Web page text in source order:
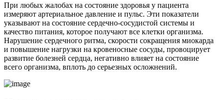
При любых жалобах на состояние здоровья у пациента
измеряют артериальное давление и пульс. Эти показатели
указывают на состояние сердечно-сосудистой системы и
качество питания, которое получают все клетки организма.
Нарушение сердечного ритма, скорости сокращения миокарда
и повышение нагрузки на кровеносные сосуды, провоцирует
развитие болезней сердца, негативно влияет на состояние
всего организма, вплоть до серьезных осложнений.